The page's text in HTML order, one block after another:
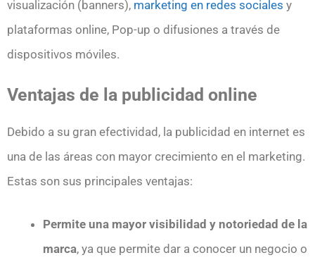
visualización (banners), marketing en redes sociales y
plataformas online, Pop-up o difusiones a través de
dispositivos móviles.
Ventajas de la publicidad online
Debido a su gran efectividad, la publicidad en internet es
una de las áreas con mayor crecimiento en el marketing.
Estas son sus principales ventajas:
Permite una mayor visibilidad y notoriedad de la
marca, ya que permite dar a conocer un negocio o